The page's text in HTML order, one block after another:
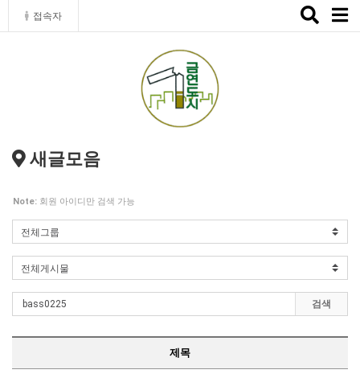
접속자
Toggle
새글모음
Note: 회원 아이디만 검색 가능
검색
제목